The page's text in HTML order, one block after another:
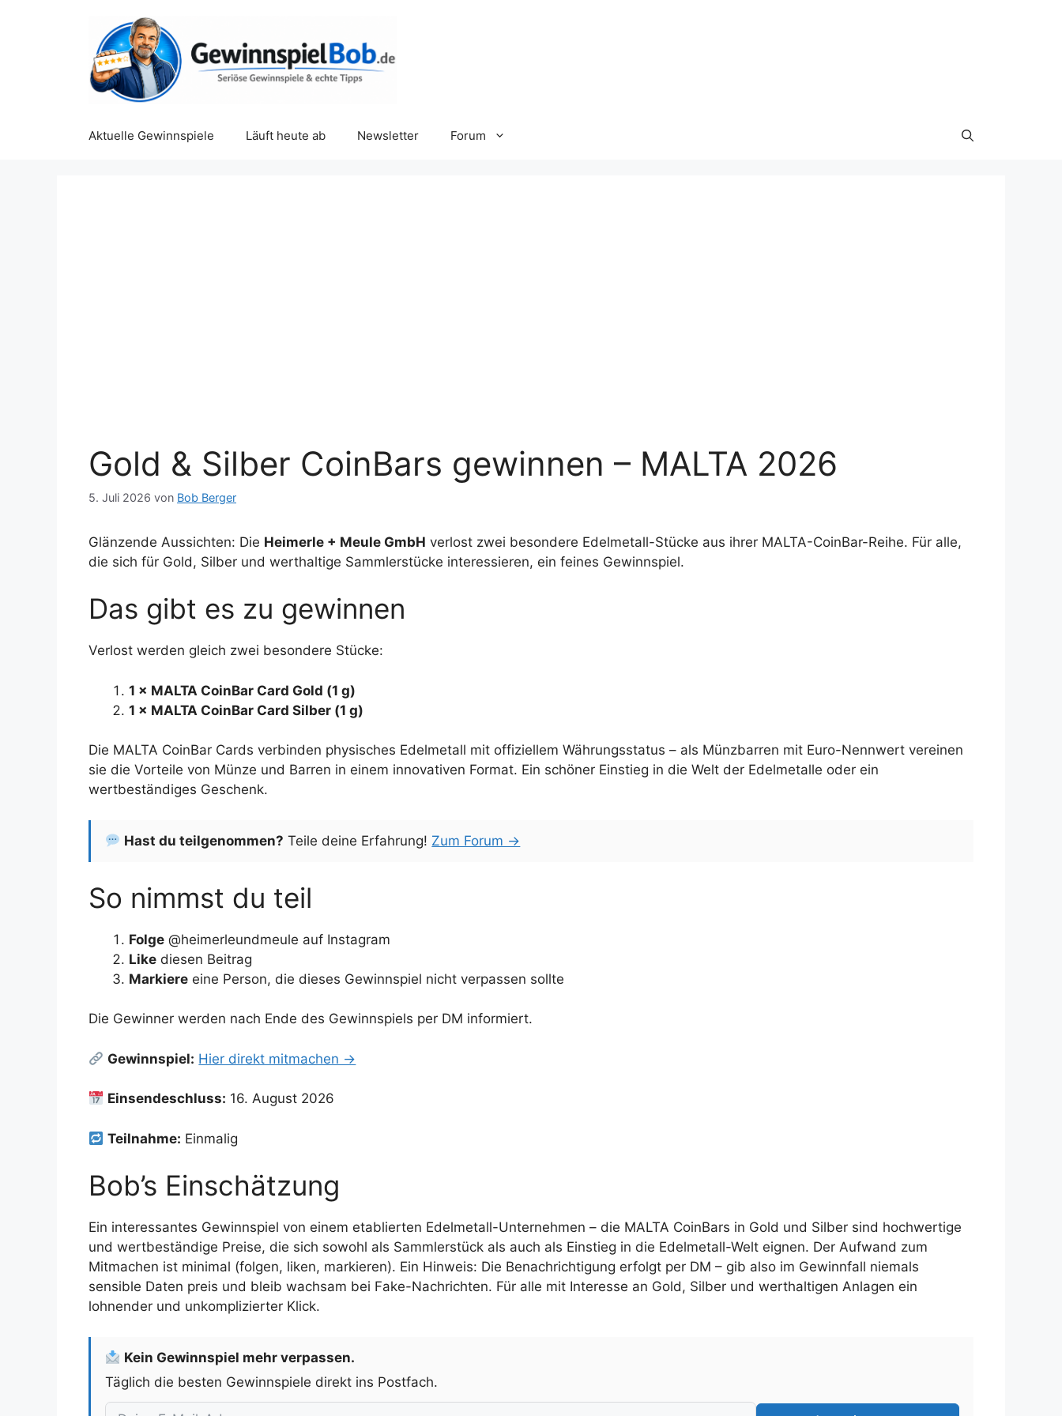
Aktuelle Gewinnspiele Läuft heute ab Newsletter Forum
Gold & Silber CoinBars gewinnen – MALTA 2026
5. Juli 2026 von Bob Berger
Glänzende Aussichten: Die Heimerle + Meule GmbH verlost zwei besondere Edelmetall-Stücke aus ihrer MALTA-CoinBar-Reihe. Für alle,
die sich für Gold, Silber und werthaltige Sammlerstücke interessieren, ein feines Gewinnspiel.
Das gibt es zu gewinnen
Verlost werden gleich zwei besondere Stücke:
1 × MALTA CoinBar Card Gold (1 g)
1 × MALTA CoinBar Card Silber (1 g)
Die MALTA CoinBar Cards verbinden physisches Edelmetall mit offiziellem Währungsstatus – als Münzbarren mit Euro-Nennwert vereinen
sie die Vorteile von Münze und Barren in einem innovativen Format. Ein schöner Einstieg in die Welt der Edelmetalle oder ein
wertbeständiges Geschenk.
Hast du teilgenommen? Teile deine Erfahrung! Zum Forum →
So nimmst du teil
Folge @heimerleundmeule auf Instagram
Like diesen Beitrag
Markiere eine Person, die dieses Gewinnspiel nicht verpassen sollte
Die Gewinner werden nach Ende des Gewinnspiels per DM informiert.
Gewinnspiel: Hier direkt mitmachen →
Einsendeschluss: 16. August 2026
Teilnahme: Einmalig
Bob’s Einschätzung
Ein interessantes Gewinnspiel von einem etablierten Edelmetall-Unternehmen – die MALTA CoinBars in Gold und Silber sind hochwertige
und wertbeständige Preise, die sich sowohl als Sammlerstück als auch als Einstieg in die Edelmetall-Welt eignen. Der Aufwand zum
Mitmachen ist minimal (folgen, liken, markieren). Ein Hinweis: Die Benachrichtigung erfolgt per DM – gib also im Gewinnfall niemals
sensible Daten preis und bleib wachsam bei Fake-Nachrichten. Für alle mit Interesse an Gold, Silber und werthaltigen Anlagen ein
lohnender und unkomplizierter Klick.
Kein Gewinnspiel mehr verpassen.
Täglich die besten Gewinnspiele direkt ins Postfach.